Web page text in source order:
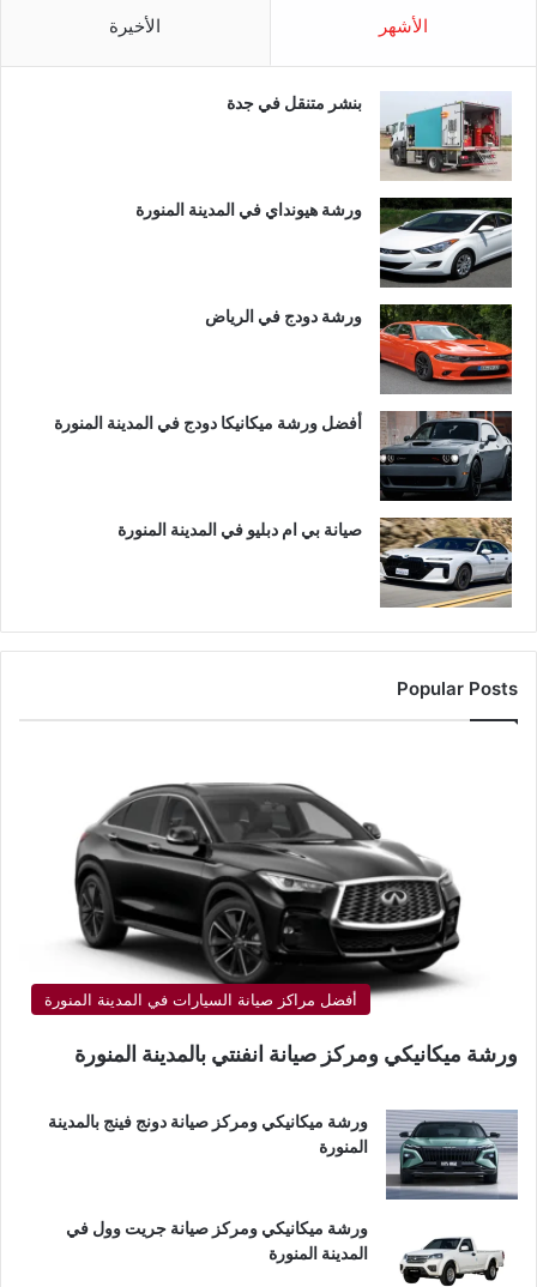
الأشهر الأخيرة
بنشر متنقل في جدة
ورشة هيونداي في المدينة المنورة
ورشة دودج في الرياض
أفضل ورشة ميكانيكا دودج في المدينة المنورة
صيانة بي ام دبليو في المدينة المنورة
Popular Posts
أفضل مراكز صيانة السيارات في المدينة المنورة
ورشة ميكانيكي ومركز صيانة انفنتي بالمدينة المنورة
ورشة ميكانيكي ومركز صيانة دونج فينج بالمدينة
المنورة
ورشة ميكانيكي ومركز صيانة جريت وول في
المدينة المنورة